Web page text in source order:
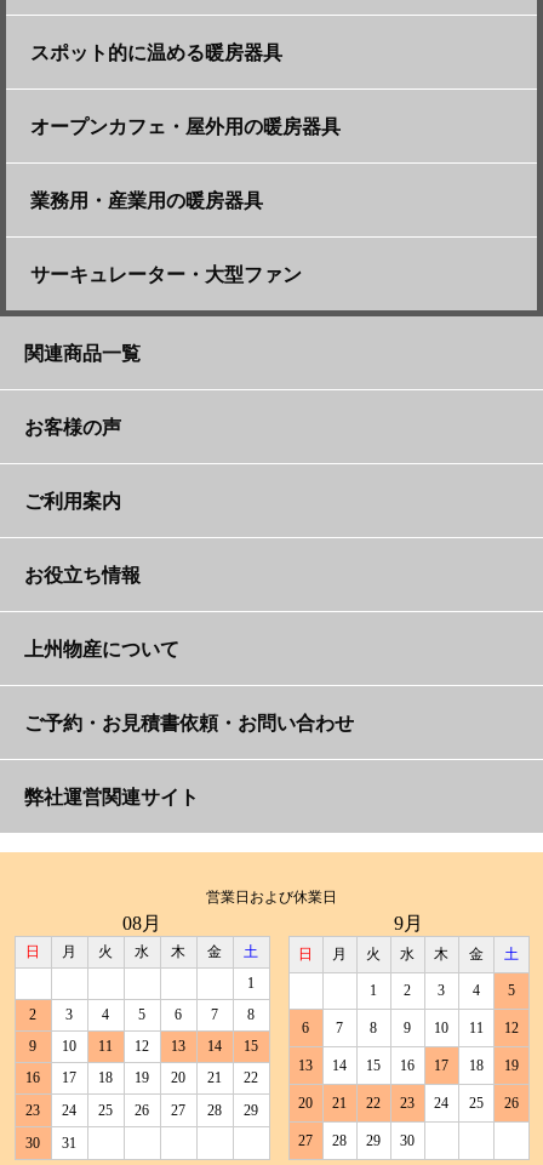
ブルーバーナーヒーター【ブル君】
ブルーバーナーヒーター（天井網タイプ）【あ
みちゃん】
丸型石油ストーブ（大）【まるちゃん】
石油ファンヒーター（特大）【オニギリ君】
君】
石油ファンヒーター（大）【ファンタ君】
反射式石油ストーブ【ミラーマン】
石油ファンヒーター（小）【ファンちゃん】
アラジンストーブ（白）【アラジン王子】
アラジンストーブ（黒）【マージョ様】
石油ストーブ レインボー【レインボーちゃん】
サンラメラ（大）【ほっとちゃん】
オイルヒーター【デロンギちゃん】
遠赤外線パネルヒーター（前面加温タイプ）
【ユメ君】
遠赤外線パネルヒーター（全周囲加温タイプ）
スポット的に温める暖房器具
自動首振り機能付コアヒート【コアちゃん】
ダイキン遠赤外線ハイブリッドセラムヒート
【ハイセラ】
加湿セラミックファンヒーター【セイラちゃ
ん】
〈電気〉暖炉【ダン君】
＜単相100V＞家庭用冷暖スポットエアコン【れ
電気こたつ（掛布団付）【コタロー】
オープンカフェ・屋外用の暖房器具
遠赤外線石油ストーブ【ほむらさん】
遠赤外線石油ストーブ【タンジロー】
遠赤外線大型石油ストーブ【ガーデンキング】
【パラソル君】
ター【パティオ君】
【フェニックス】
【ネオフェニ】
有ﾀｲﾌﾟ)【パティコちゃん】
無ﾀｲﾌﾟ)【UFO君】
ﾎﾟｰﾙ部分：＜単相200V＞雨天対応壁取り付けﾋｰ
ﾀｰ【ﾗｵｳ君】
業務用・産業用の暖房器具
ジェットヒーター【ジェット大佐】
ジェットヒーター BRIGHT【ブライト将軍】
ーマス君】
ーマス君】
かがやきジェットヒーター （前面加温タイプ）
かがやきジェットヒーター （全周囲加温タイ
バルシックスPK2【バル君2】
＜50Hz地域限定＞ハンディジェットヒーター
【ハンディ君】
ホットガン【鯉太郎】
＜三相200V＞ジェット電気ファンヒーター【ハ
ッブル君】
＜三相200V＞電気ファンヒーター【エドウィン
サーキュレーター・大型ファン
サーキュレーター【竜巻くん】
100cmビッグファン【サーマル君】
大型ファン直流モーター搭載【スピン君】
ング君】
＜三相200V＞大型送風機【ストーム君】
＜三相200V＞大型送排風機【テンペスト君】
関連商品一覧
サーキュレーター【竜巻くん】
ファンヒーター吹き出しガード
ファンヒーター／反射型ストーブ専用ガード
ミラーシート（収納カバー兼用）
延長コード20m 15A
延長コード20m 20A
オイルタンク（198L）セット
お客様の声
お客様の声
ご利用案内
独自の保証体制
予約・返却方法とレンタルの流れ
支払方法
全国対応・再配達も可能な宅配便でお届け
返却時の梱包手順
商品と一緒に送るその他の備品
一緒に送る取扱説明書データ
お役立ち情報
よくいただくご質問
使用する燃料で商品を選ぶ
暖房器具の選び方
赤ちゃんがいるご家庭におすすめの暖房器具
上州物産について
納入実績
メディア掲載
上州物産社内ツアー
特定商取引法に基づく表示
個人情報保護方針
ご予約・お見積書依頼・お問い合わせ
ご予約・お問合せフォーム
弊社運営関連サイト
空気清浄機・加湿器・除湿機・オゾン発生器レンタル専門
テントレンタル専門店
採用サイト
営業日および休業日
08月
日 月 火 水 木 金
土
1
2
3 4 5 6 7
8
9
10 11 12 13 14
15
16
17 18 19 20 21
22
23
24 25 26 27 28
29
30
31
9月
日 月 火 水 木 金 土
1 2 3 4 5
6 7 8 9 10 11 12
13 14 15 16 17 18 19
20 21 22 23 24 25 26
27 28 29
30